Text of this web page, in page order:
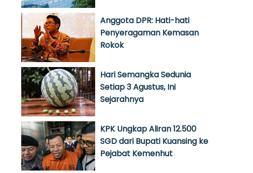
Anggota DPR: Hati-hati
Penyeragaman Kemasan
Rokok
Hari Semangka Sedunia
Setiap 3 Agustus, Ini
Sejarahnya
KPK Ungkap Aliran 12.500
SGD dari Bupati Kuansing ke
Pejabat Kemenhut